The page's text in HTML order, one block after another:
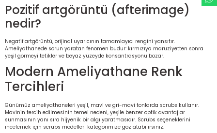
Pozitif artgörüntü (afterimage)
nedir?
Negatif artgörüntü, orijinal uyarıcının tamamlayıcı rengini yansıtır.
Ameliyathanede sorun yaratan fenomen budur: kırmızıya maruziyetten sonra
yeşil görmeyi tetikler ve beyaz yüzeyde konsantrasyonu bozar.
Modern Ameliyathane Renk
Tercihleri
Günümüz ameliyathaneleri yeşil, mavi ve gri-mavi tonlarda scrubs kullanır.
Mavinin tercih edilmesinin temel nedeni, yeşile benzer optik avantajlar
sunmasının yanı sıra hijyenik bir algı yaratmasıdır. Scrubs seçeneklerini
incelemek için scrubs modelleri kategorimize göz atabilirsiniz.